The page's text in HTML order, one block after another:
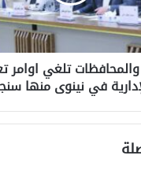
والمحافظات تلغي اوامر
في نينوى منها